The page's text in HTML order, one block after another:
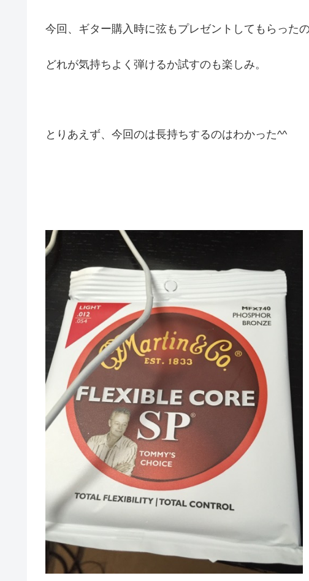
今回、ギター購入時に弦もプレゼントしてもらった
どれが気持ちよく弾けるか試すのも楽しみ。
とりあえず、今回のは長持ちするのはわかった^^